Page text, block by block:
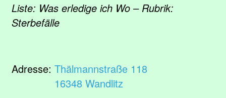
Liste: Was erledige ich Wo – Rubrik:
Sterbefälle
Adresse: Thälmannstraße 118
16348 Wandlitz